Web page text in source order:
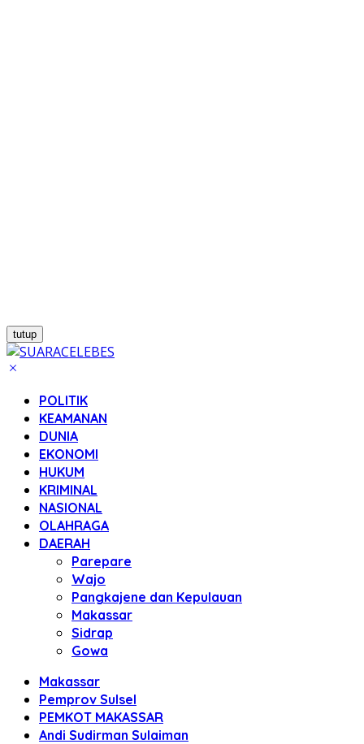
tutup
POLITIK
KEAMANAN
DUNIA
EKONOMI
HUKUM
KRIMINAL
NASIONAL
OLAHRAGA
DAERAH
Parepare
Wajo
Pangkajene dan Kepulauan
Makassar
Sidrap
Gowa
Makassar
Pemprov Sulsel
PEMKOT MAKASSAR
Andi Sudirman Sulaiman